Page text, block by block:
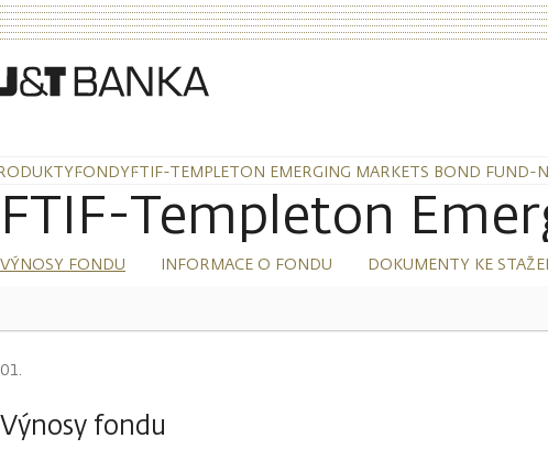
FONDYFTIF-TEMPLETON EMERGING MARKETS BOND FUND-
FTIF-Templeton
VÝNOSY FONDU INFORMACE O FONDU DOKUMENTY KE
Výnosy fondu